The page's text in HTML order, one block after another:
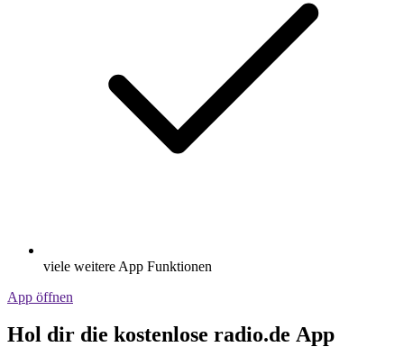
viele weitere App Funktionen
App öffnen
Hol dir die kostenlose radio.de App